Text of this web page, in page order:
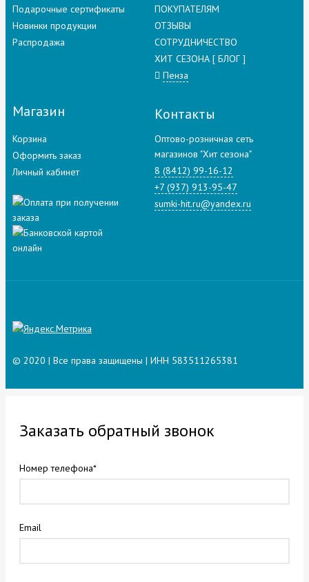
Подарочные сертификаты
Новинки продукции
Распродажа
ПОКУПАТЕЛЯМ
ОТЗЫВЫ
СОТРУДНИЧЕСТВО
ХИТ СЕЗОНА [ БЛОГ ]
Пенза
Магазин
Корзина
Оформить заказ
Личный кабинет
Контакты
Оптово-розничная сеть
магазинов "Хит сезона"
8 (8412) 99-16-12
+7 (937) 913-95-47
sumki-hit.ru@yandex.ru
© 2020 | Все права защищены | ИНН 583511265381
Заказать обратный звонок
Номер телефона*
Email